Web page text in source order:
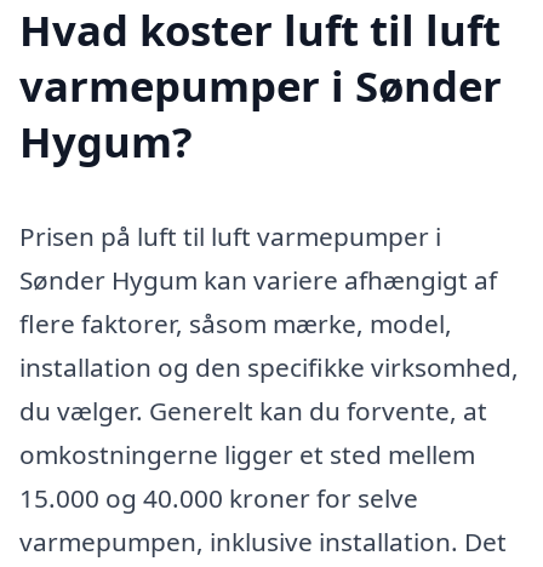
Hvad koster luft til luft
varmepumper i Sønder
Hygum?
Prisen på luft til luft varmepumper i
Sønder Hygum kan variere afhængigt af
flere faktorer, såsom mærke, model,
installation og den specifikke virksomhed,
du vælger. Generelt kan du forvente, at
omkostningerne ligger et sted mellem
15.000 og 40.000 kroner for selve
varmepumpen, inklusive installation. Det